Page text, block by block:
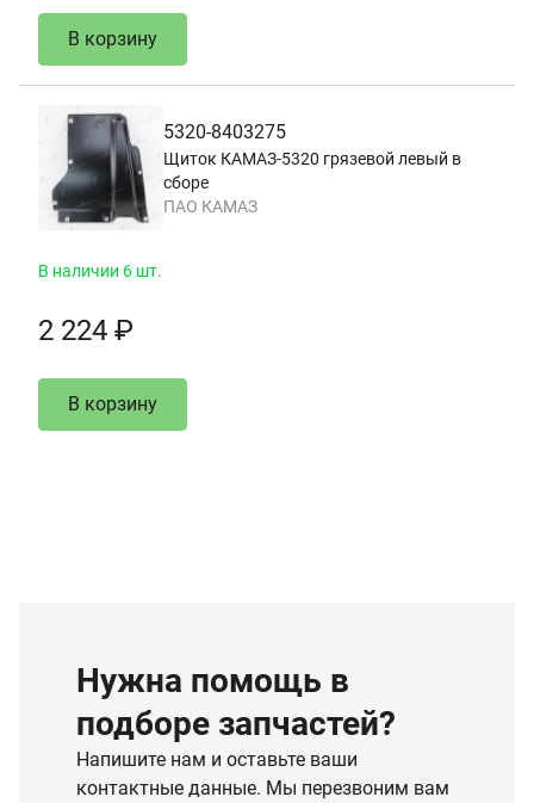
В корзину
5320-8403275
Щиток КАМАЗ-5320 грязевой левый в
сборе
ПАО КАМАЗ
В наличии 6 шт.
2 224 ₽
В корзину
Нужна помощь в
подборе запчастей?
Напишите нам и оставьте ваши
контактные данные. Мы перезвоним вам